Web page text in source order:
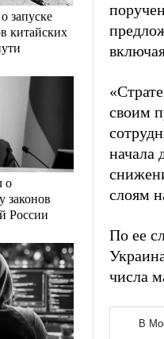
запуске
китайских
о
законов
России
своим
начала
слоям
По ее
числа